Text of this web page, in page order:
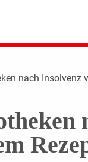
nach Insolvenz